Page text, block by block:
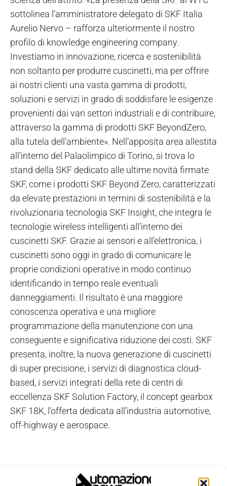
sottolinea l’amministratore delegato di SKF Italia
Aurelio Nervo – rafforza ulteriormente il nostro
profilo di knowledge engineering company.
Investiamo in innovazione, ricerca e sostenibilità
non soltanto per produrre cuscinetti, ma per offrire
ai nostri clienti una vasta gamma di prodotti,
soluzioni e servizi in grado di soddisfare le esigenze
provenienti dai vari settori industriali e di contribuire,
attraverso la gamma di prodotti SKF BeyondZero,
alla tutela dell’ambiente». Nell’apposita area allestita
all’interno del Palaolimpico di Torino, si trova lo
stand della SKF dedicato alle ultime novità firmate
SKF, come i prodotti SKF Beyond Zero, caratterizzati
da elevate prestazioni in termini di sostenibilità e la
rivoluzionaria tecnologia SKF Insight, che integra le
tecnologie wireless intelligenti all’interno dei
cuscinetti SKF. Grazie ai sensori e all’elettronica, i
cuscinetti sono oggi in grado di comunicare le
proprie condizioni operative in modo continuo
identificando in tempo reale eventuali
danneggiamenti. Il risultato è una maggiore
conoscenza operativa e una migliore
programmazione della manutenzione con una
conseguente e significativa riduzione dei costi. SKF
presenta, inoltre, la nuova generazione di cuscinetti
di super precisione, i servizi di diagnostica cloud-
based, i servizi integrati della rete di centri di
eccellenza SKF Solution Factory, il concept gearbox
SKF 18K, l’offerta dedicata all’industria automotive,
off-highway e aerospace.